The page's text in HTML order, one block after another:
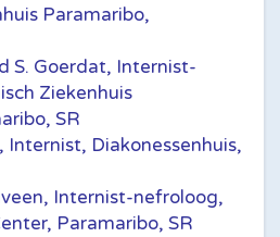
Paramaribo,
S. Goerdat, Internist-
Ziekenhuis
SR
Internist, Diakonessenhuis,
Internist-nefroloog,
Paramaribo, SR